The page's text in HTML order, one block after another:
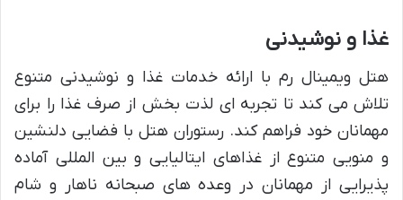
غذا و نوشیدنی
هتل ویمینال رم با ارائه خدمات غذا و نوشیدنی متنوع
تلاش می کند تا تجربه ای لذت بخش از صرف غذا را برای
مهمانان خود فراهم کند. رستوران هتل با فضایی دلنشین
و منویی متنوع از غذاهای ایتالیایی و بین المللی آماده
پذیرایی از مهمانان در وعده های صبحانه ناهار و شام